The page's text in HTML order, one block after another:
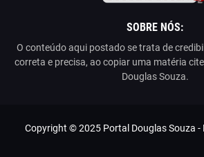
SOBRE NÓS:
O conteúdo aqui postado se trata de
correta e precisa, ao copiar uma matéria
Douglas Souza.
Copyright © 2025 Portal Douglas Souza -